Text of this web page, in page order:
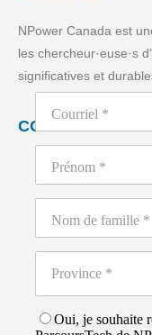
NPower Canada est
les chercheur·euse·s
significatives et
CONTACTEZ